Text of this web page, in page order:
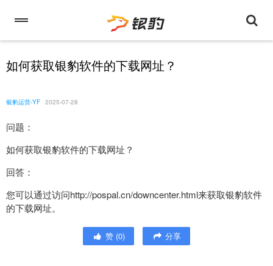
如何获取银豹软件的下载网址？
银豹运营-YF 2025-07-28
问题：
如何获取银豹软件的下载网址？
回答：
您可以通过访问http://pospal.cn/downcenter.html来获取银豹软件
的下载网址。
赞 (0) 分享